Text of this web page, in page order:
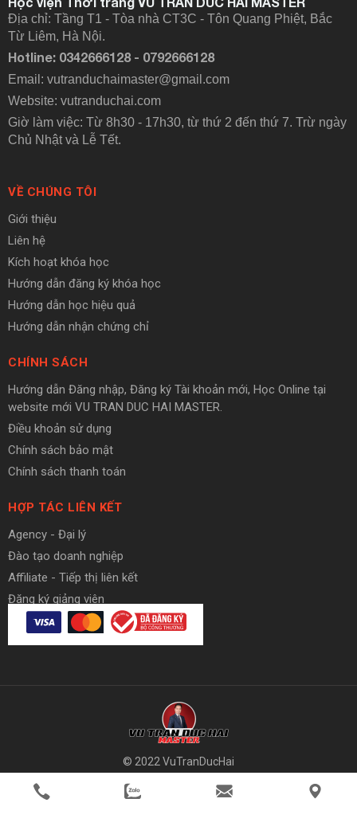
Địa chỉ: Tầng T1 - Tòa nhà CT3C - Tôn Quang Phiệt, Bắc
Từ Liêm, Hà Nội.
Hotline: 0342666128 - 0792666128
Email: vutranduchaimaster@gmail.com
Website: vutranduchai.com
Giờ làm việc: Từ 8h30 - 17h30, từ thứ 2 đến thứ 7. Trừ ngày
Chủ Nhật và Lễ Tết.
VỀ CHÚNG TÔI
Giới thiệu
Liên hệ
Kích hoạt khóa học
Hướng dẫn đăng ký khóa học
Hướng dẫn học hiệu quả
Hướng dẫn nhận chứng chỉ
CHÍNH SÁCH
Hướng dẫn Đăng nhập, Đăng ký Tài khoản mới, Học Online tại
website mới VU TRAN DUC HAI MASTER.
Điều khoản sử dụng
Chính sách bảo mật
Chính sách thanh toán
HỢP TÁC LIÊN KẾT
Agency - Đại lý
Đào tạo doanh nghiệp
Affiliate - Tiếp thị liên kết
Đăng ký giảng viên
© 2022 VuTranDucHai